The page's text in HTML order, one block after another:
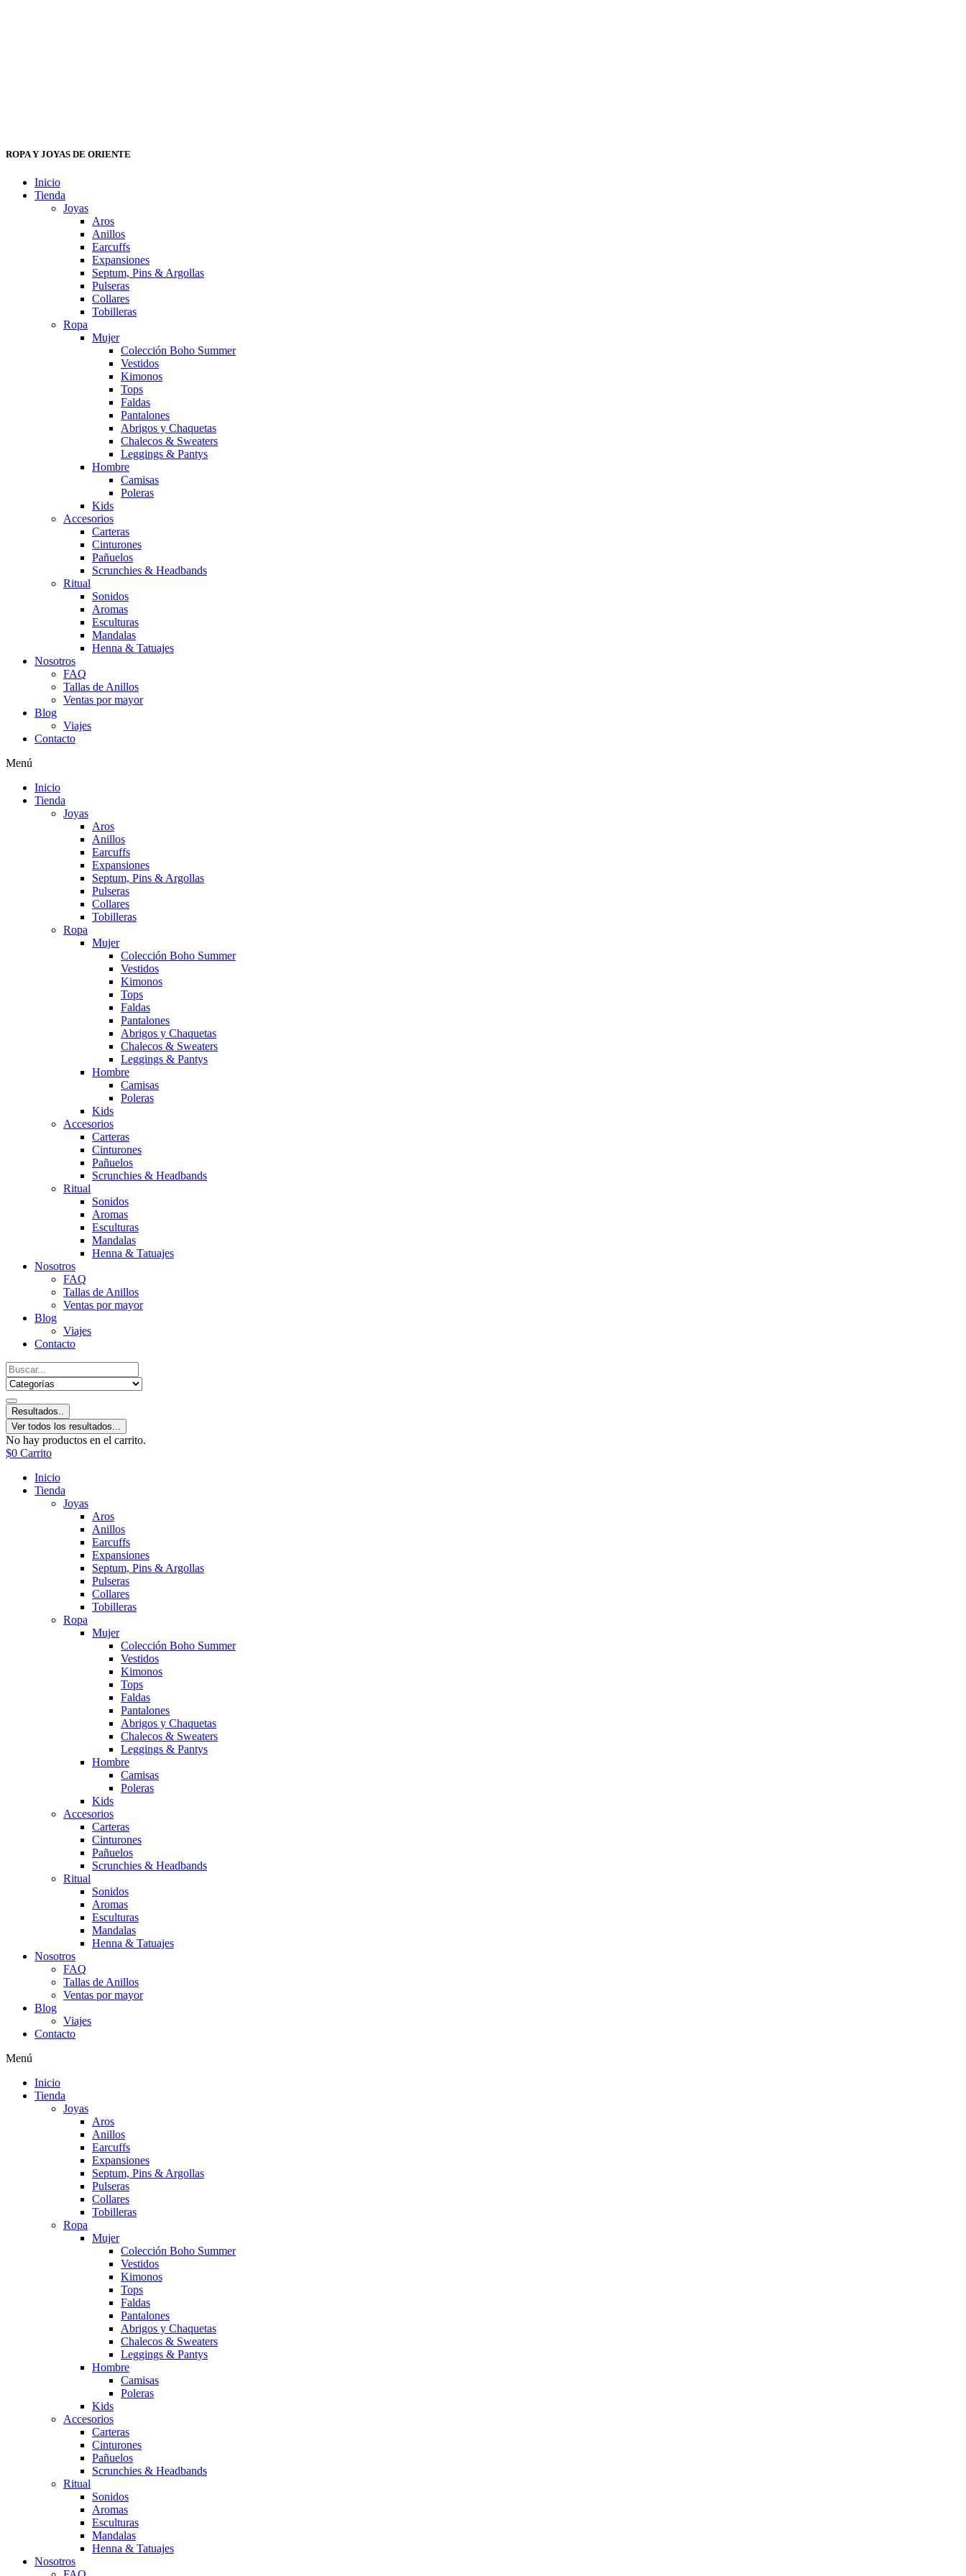
ROPA Y JOYAS DE ORIENTE
Inicio
Tienda
Joyas
Aros
Anillos
Earcuffs
Expansiones
Septum, Pins & Argollas
Pulseras
Collares
Tobilleras
Ropa
Mujer
Colección Boho Summer
Vestidos
Kimonos
Tops
Faldas
Pantalones
Abrigos y Chaquetas
Chalecos & Sweaters
Leggings & Pantys
Hombre
Camisas
Poleras
Kids
Accesorios
Carteras
Cinturones
Pañuelos
Scrunchies & Headbands
Ritual
Sonidos
Aromas
Esculturas
Mandalas
Henna & Tatuajes
Nosotros
FAQ
Tallas de Anillos
Ventas por mayor
Blog
Viajes
Contacto
Menú
Inicio
Tienda
Joyas
Aros
Anillos
Earcuffs
Expansiones
Septum, Pins & Argollas
Pulseras
Collares
Tobilleras
Ropa
Mujer
Colección Boho Summer
Vestidos
Kimonos
Tops
Faldas
Pantalones
Abrigos y Chaquetas
Chalecos & Sweaters
Leggings & Pantys
Hombre
Camisas
Poleras
Kids
Accesorios
Carteras
Cinturones
Pañuelos
Scrunchies & Headbands
Ritual
Sonidos
Aromas
Esculturas
Mandalas
Henna & Tatuajes
Nosotros
FAQ
Tallas de Anillos
Ventas por mayor
Blog
Viajes
Contacto
Resultados..
Ver todos los resultados...
No hay productos en el carrito.
$0 Carrito
Inicio
Tienda
Joyas
Aros
Anillos
Earcuffs
Expansiones
Septum, Pins & Argollas
Pulseras
Collares
Tobilleras
Ropa
Mujer
Colección Boho Summer
Vestidos
Kimonos
Tops
Faldas
Pantalones
Abrigos y Chaquetas
Chalecos & Sweaters
Leggings & Pantys
Hombre
Camisas
Poleras
Kids
Accesorios
Carteras
Cinturones
Pañuelos
Scrunchies & Headbands
Ritual
Sonidos
Aromas
Esculturas
Mandalas
Henna & Tatuajes
Nosotros
FAQ
Tallas de Anillos
Ventas por mayor
Blog
Viajes
Contacto
Menú
Inicio
Tienda
Joyas
Aros
Anillos
Earcuffs
Expansiones
Septum, Pins & Argollas
Pulseras
Collares
Tobilleras
Ropa
Mujer
Colección Boho Summer
Vestidos
Kimonos
Tops
Faldas
Pantalones
Abrigos y Chaquetas
Chalecos & Sweaters
Leggings & Pantys
Hombre
Camisas
Poleras
Kids
Accesorios
Carteras
Cinturones
Pañuelos
Scrunchies & Headbands
Ritual
Sonidos
Aromas
Esculturas
Mandalas
Henna & Tatuajes
Nosotros